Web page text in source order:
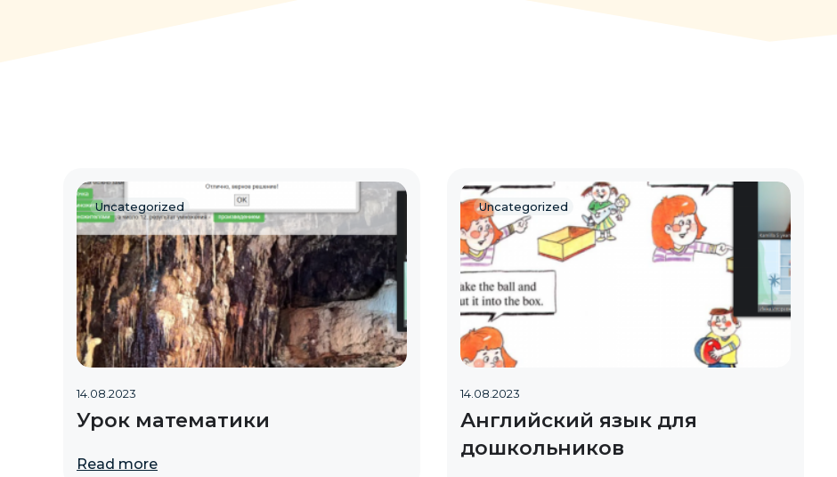
Uncategorized
14.08.2023
Урок математики
Read more
Uncategorized
14.08.2023
Английский язык для
дошкольников